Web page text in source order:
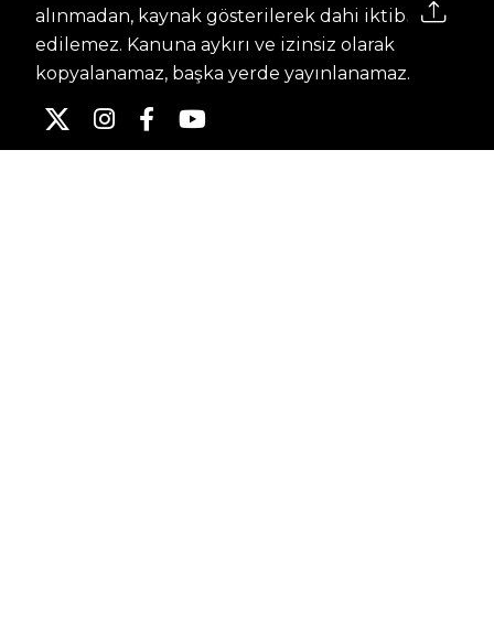
alınmadan, kaynak gösterilerek dahi iktibas
edilemez. Kanuna aykırı ve izinsiz olarak
kopyalanamaz, başka yerde yayınlanamaz.